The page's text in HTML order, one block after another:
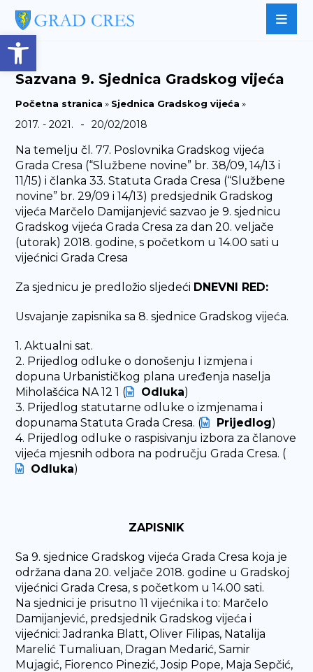
Open toolbar
Sazvana 9. Sjednica Gradskog vijeća
Početna stranica » Sjednica Gradskog vijeća »
2017. - 2021. - 20/02/2018
Na temelju čl. 77. Poslovnika Gradskog vijeća
Grada Cresa (“Službene novine” br. 38/09, 14/13 i
11/15) i članka 33. Statuta Grada Cresa (“Službene
novine” br. 29/09 i 14/13) predsjednik Gradskog
vijeća Marčelo Damijanjević sazvao je 9. sjednicu
Gradskog vijeća Grada Cresa za dan 20. veljače
(utorak) 2018. godine, s početkom u 14.00 sati u
vijećnici Grada Cresa
Za sjednicu je predložio sljedeći DNEVNI RED:
Usvajanje zapisnika sa 8. sjednice Gradskog vijeća.
1. Aktualni sat.
2. Prijedlog odluke o donošenju I izmjena i
dopuna Urbanističkog plana uređenja naselja
Miholašćica NA 12 1 (
Odluka)
3. Prijedlog statutarne odluke o izmjenama i
dopunama Statuta Grada Cresa. (
Prijedlog)
4. Prijedlog odluke o raspisivanju izbora za članove
vijeća mjesnih odbora na području Grada Cresa. (
Odluka)
ZAPISNIK
Sa 9. sjednice Gradskog vijeća Grada Cresa koja je
održana dana 20. veljače 2018. godine u Gradskoj
vijećnici Grada Cresa, s početkom u 14.00 sati.
Na sjednici je prisutno 11 vijećnika i to: Marčelo
Damijanjević, predsjednik Gradskog vijeća i
vijećnici: Jadranka Blatt, Oliver Filipas, Natalija
Marelić Tumaliuan, Dragan Medarić, Samir
Mujagić, Fiorenco Pinezić, Josip Pope, Maja Sepčić,